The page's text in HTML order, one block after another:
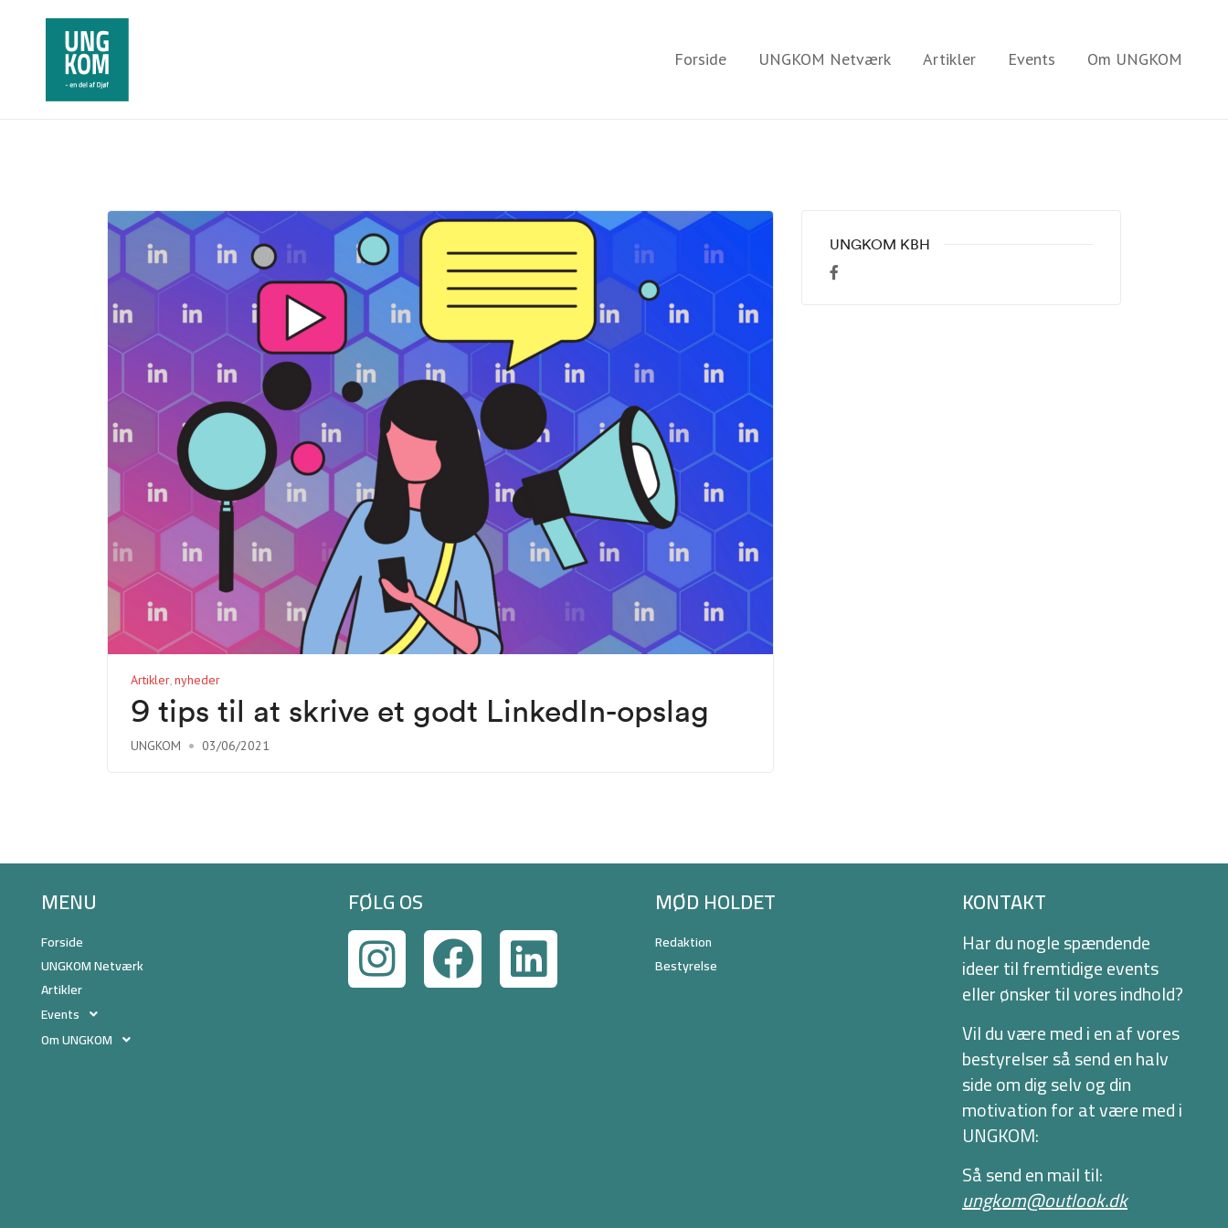
Forside UNGKOM Netværk Artikler Events Om UNGKOM
Artikler nyheder
9 tips til at skrive et godt LinkedIn-opslag
UNGKOM 03/06/2021
UNGKOM KBH
MENU
Forside
UNGKOM Netværk
Artikler
Events
Om UNGKOM
FØLG OS MØD HOLDET
Redaktion
Bestyrelse
KONTAKT
Har du nogle spændende
ideer til fremtidige events
eller ønsker til vores indhold?
Vil du være med i en af vores
bestyrelser så send en halv
side om dig selv og din
motivation for at være med i
UNGKOM:
Så send en mail til:
ungkom@outlook.dk